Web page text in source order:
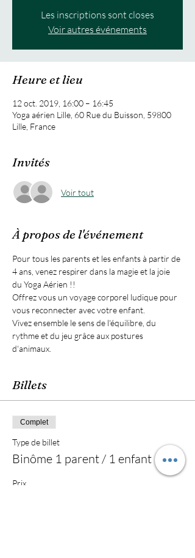
Les inscriptions sont closes
Voir autres événements
Heure et lieu
12 oct. 2019, 16:00 – 16:45
Yoga aérien Lille, 60 Rue du Buisson, 59800
Lille, France
Invités
Voir tout
À propos de l'événement
Pour tous les parents et les enfants à partir de
4 ans, venez respirer dans la magie et la joie
du Yoga Aérien !!
Offrez vous un voyage corporel ludique pour
vous reconnecter avec votre enfant.
Vivez ensemble le sens de l'équilibre, du
rythme et du jeu grâce aux postures
d'animaux.
Billets
Complet
Type de billet
Binôme 1 parent / 1 enfant
Prix